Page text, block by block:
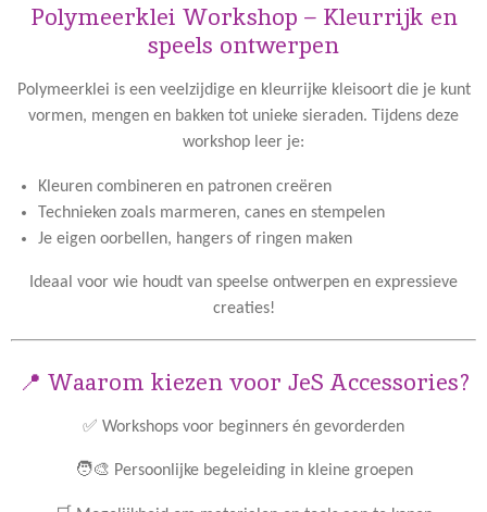
Polymeerklei Workshop – Kleurrijk en
speels ontwerpen
Polymeerklei is een veelzijdige en kleurrijke kleisoort die je kunt
vormen, mengen en bakken tot unieke sieraden. Tijdens deze
workshop leer je:
Kleuren combineren en patronen creëren
Technieken zoals marmeren, canes en stempelen
Je eigen oorbellen, hangers of ringen maken
Ideaal voor wie houdt van speelse ontwerpen en expressieve
creaties!
📍 Waarom kiezen voor JeS Accessories?
✅ Workshops voor beginners én gevorderden
🧑‍🎨 Persoonlijke begeleiding in kleine groepen